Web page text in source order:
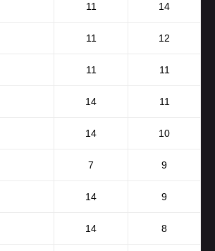
11 14
11 12
11 11
14 11
14 10
7 9
14 9
14 8